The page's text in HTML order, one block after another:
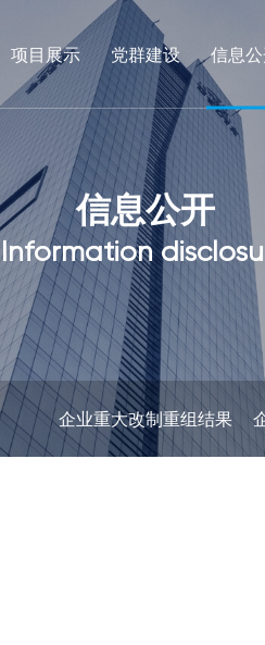
项目展示 党群建设 信息
信息公开
Information disclosu
企业重大改制重组结果